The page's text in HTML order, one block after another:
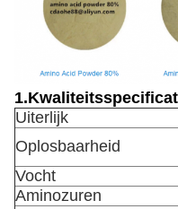
Uiterlijk
Oplosbaarheid
Vocht
Aminozuren